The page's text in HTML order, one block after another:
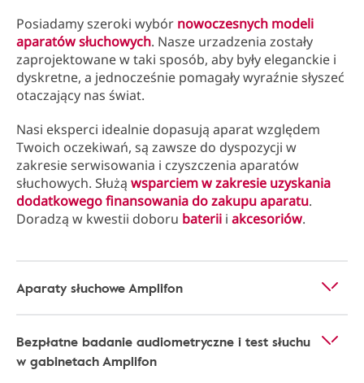
Posiadamy szeroki wybór nowoczesnych modeli
aparatów słuchowych. Nasze urzadzenia zostały
zaprojektowane w taki sposób, aby były eleganckie i
dyskretne, a jednocześnie pomagały wyraźnie słyszeć
otaczający nas świat.
Nasi eksperci idealnie dopasują aparat względem
Twoich oczekiwań, są zawsze do dyspozycji w
zakresie serwisowania i czyszczenia aparatów
słuchowych. Służą wsparciem w zakresie uzyskania
dodatkowego finansowania do zakupu aparatu.
Doradzą w kwestii doboru baterii i akcesoriów.
Aparaty słuchowe Amplifon
Bezpłatne badanie audiometryczne i test słuchu
w gabinetach Amplifon